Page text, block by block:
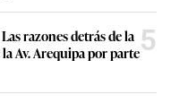
razones detrás de la
Av. Arequipa por parte5